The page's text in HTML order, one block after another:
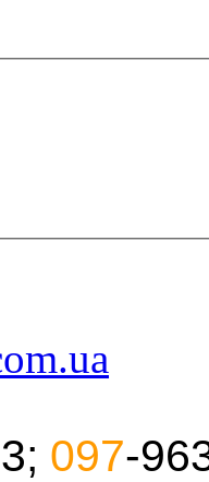
097-